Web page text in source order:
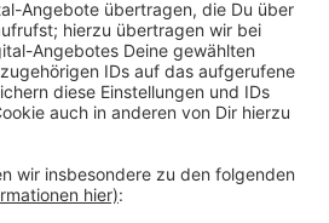
steht dann in dem genannten
eine Spur in Richtung Köln zur
Teilsperrung der A544 in
Umleitungsverkehr an der
Zentrum kann über drei
Kreuz Aachen